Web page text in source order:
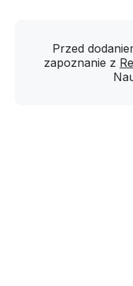
Przed
zapoznanie z